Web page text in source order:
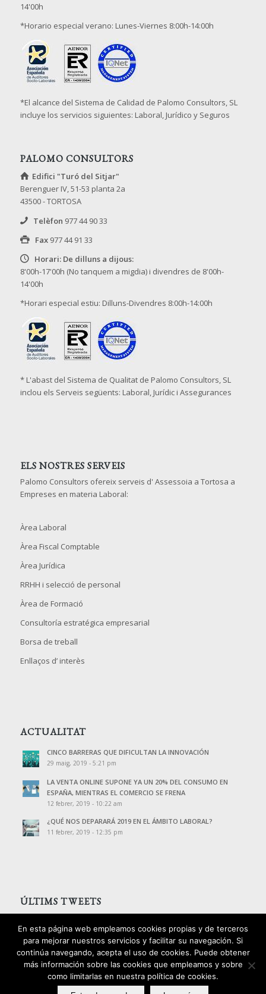
14'00h
*Horario especial verano: Lunes-Viernes 8:00h-14:00h
*El alcance del Sistema de Calidad de Palomo Consultors, SL
incluye los servicios siguientes: Laboral, Jurídico y Seguros
PALOMO CONSULTORS
Edifici "Turó del Sitjar"
Berenguer IV, 51-53 planta 2a
43500 - TORTOSA
Telèfon 977 44 90 33
Fax 977 44 91 33
Horari: De dilluns a dijous:
8'00h-17'00h (No tanquem a migdia) i divendres de 8'00h-
14'00h
*Horari especial estiu: Dilluns-Divendres 8:00h-14:00h
* L'abast del Sistema de Qualitat de Palomo Consultors, SL
inclou els Serveis següents: Laboral, Jurídic i Assegurances
ELS NOSTRES SERVEIS
Palomo Consultors ofereix serveis d' Assessoia a Tortosa a
Empreses en materia Laboral:
Àrea Laboral
Àrea Fiscal Comptable
Àrea Jurídica
RRHH i selecció de personal
Àrea de Formació
Consultoría estratégica empresarial
Borsa de treball
Enllaços d’ interès
ACTUALITAT
CINCO BARRERAS QUE DIFICULTAN LA INNOVACIÓN
29 maig, 2019 - 5:21 pm
LA VENTA ONLINE SUPONE YA UN 20% DEL CONSUMO EN
ESPAÑA, MIENTRAS EL COMERCIO SE FRENA
12 febrer, 2019 - 10:22 am
¿QUÉ NOS DEPARARÁ 2019 EN EL ÁMBITO LABORAL?
11 febrer, 2019 - 12:35 pm
ÚLTIMS TWEETS
Tweets de @PalomoAssessors
2016 © Copyright - Palomo Consultors
En esta página web empleamos cookies propias y de terceros
para mejorar nuestros servicios y facilitar su navegación. Si
continúa navegando, acepta el uso de cookies. Puede obtener
más información sobre las cookies que empleamos y sobre
como limitarlas en nuestra política de cookies.